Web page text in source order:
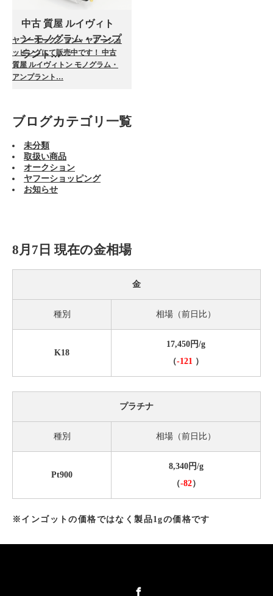
中古 質屋 ルイヴィト
ン モノグラム・アンプ
ラント…
ヤフーオークション・ヤフーショ
ッピングにて販売中です！ 中古
質屋 ルイヴィトン モノグラム・
アンプラント…
ブログカテゴリ一覧
未分類
取扱い商品
オークション
ヤフーショッピング
お知らせ
8月7日 現在の金相場
金
種別 相場（前日比）
K18
17,450円/g
（-121 ）
プラチナ
種別 相場（前日比）
Pt900
8,340円/g
（-82）
※インゴットの価格ではなく製品1gの価格です